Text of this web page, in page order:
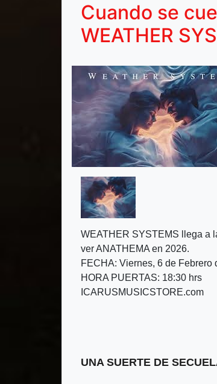
Cuando se
WEATHER
WEATHER SYSTEMS llega a
ver ANATHEMA en 2026.
FECHA: Viernes, 6 de Febrero
HORA PUERTAS: 18:30 hrs
ICARUSMUSICSTORE.com
UNA SUERTE DE